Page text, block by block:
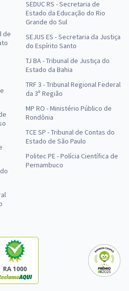
de
SEDUC RS - Secretaria de
Estado da Educação do Rio
Grande do Sul
SEJUS ES - Secretaria da Justiça
do Espírito Santo
TJ BA - Tribunal de Justiça do
Estado da Bahia
TRF 3 - Tribunal Regional Federal
da 3ª Região
MP RO - Ministério Público de
Rondônia
TCE SP - Tribunal de Contas do
Estado de São Paulo
Politec PE - Polícia Científica de
Pernambuco
RA 1000